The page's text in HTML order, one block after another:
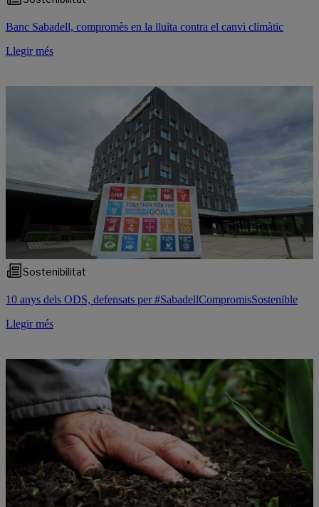
Banc Sabadell, compromès en la lluita contra el canvi climàtic
Llegir més
Sostenibilitat
10 anys dels ODS, defensats per #SabadellCompromisSostenible
Llegir més